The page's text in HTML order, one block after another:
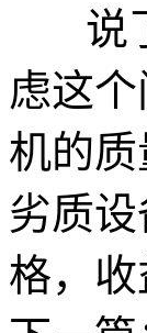
说了
虑这
机的
劣质
格，收